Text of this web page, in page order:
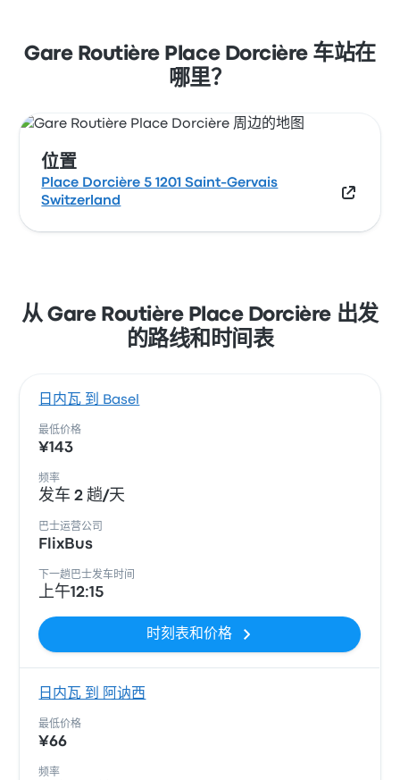
地图上查看 日内瓦 的这个巴士停靠站。
Gare Routière Place Dorcière 车站在
哪里？
位置
Place Dorcière 5 1201 Saint-Gervais
Switzerland
从 Gare Routière Place Dorcière 出发
的路线和时间表
日内瓦 到 Basel
最低价格
¥143
频率
发车 2 趟/天
巴士运营公司
FlixBus
下一趟巴士发车时间
上午12:15
时刻表和价格
日内瓦 到 阿讷西
最低价格
¥66
频率